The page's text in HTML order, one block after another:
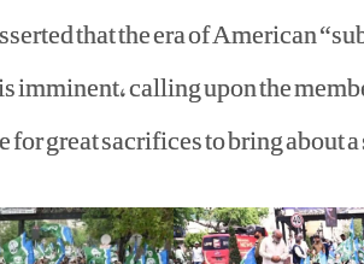
that the era of American
imminent, calling upon the
for great sacrifices to bring about